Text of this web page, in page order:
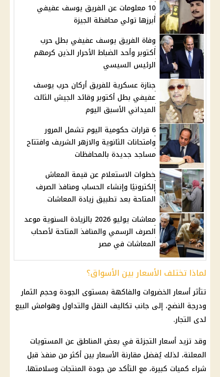
10 معلومات عن الفريق يوسف عفيفي
أبرزها تولي محافظة الجيزة
وفاة الفريق يوسف عفيفي بطل حرب
أكتوبر وأحد الضباط الأحرار الذين كرمهم
الرئيس السيسي
جنازة عسكرية للفريق أركان حرب يوسف
عفيفي بطل أكتوبر وقائد الجيش الثالث
الميداني الأسبق اليوم
6 قرارات حكومية اليوم تشمل المرور
وامتحانات الثانوية والازهر الشريف وافتتاح
مساجد جديدة بالمحافظات
خطوات الاستعلام عن قيمة المعاش
إلكترونيًا وإنشاء الحساب ومنافذ الصرف
المتاحة بعد تطبيق زيادة المعاشات
معاشات يوليو 2026 بالزيادة السنوية موعد
الصرف الرسمي والمنافذ المتاحة لأصحاب
المعاشات في مصر
لماذا تختلف الأسعار بين الأسواق؟
تتأثر أسعار الخضروات والفاكهة بمستوى الجودة وحجم الثمار
ودرجة النضج، إلى جانب تكاليف النقل والتداول وهوامش البيع
لدى التجار.
وقد تزيد أسعار التجزئة في بعض المناطق عن المستويات
المعلنة، لذلك يُفضل مقارنة الأسعار بين أكثر من منفذ قبل
شراء كميات كبيرة، مع التأكد من جودة المنتجات وسلامتها.